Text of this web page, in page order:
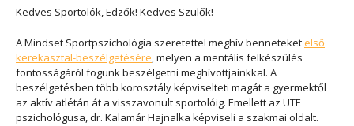
Kedves Sportolók, Edzők! Kedves Szülők!
A Mindset Sportpszichológia szeretettel meghív benneteket első
kerekasztal-beszélgetésére, melyen a mentális felkészülés
fontosságáról fogunk beszélgetni meghívottjainkkal. A
beszélgetésben több korosztály képviselteti magát a gyermektől
az aktív atlétán át a visszavonult sportolóig. Emellett az UTE
pszichológusa, dr. Kalamár Hajnalka képviseli a szakmai oldalt.